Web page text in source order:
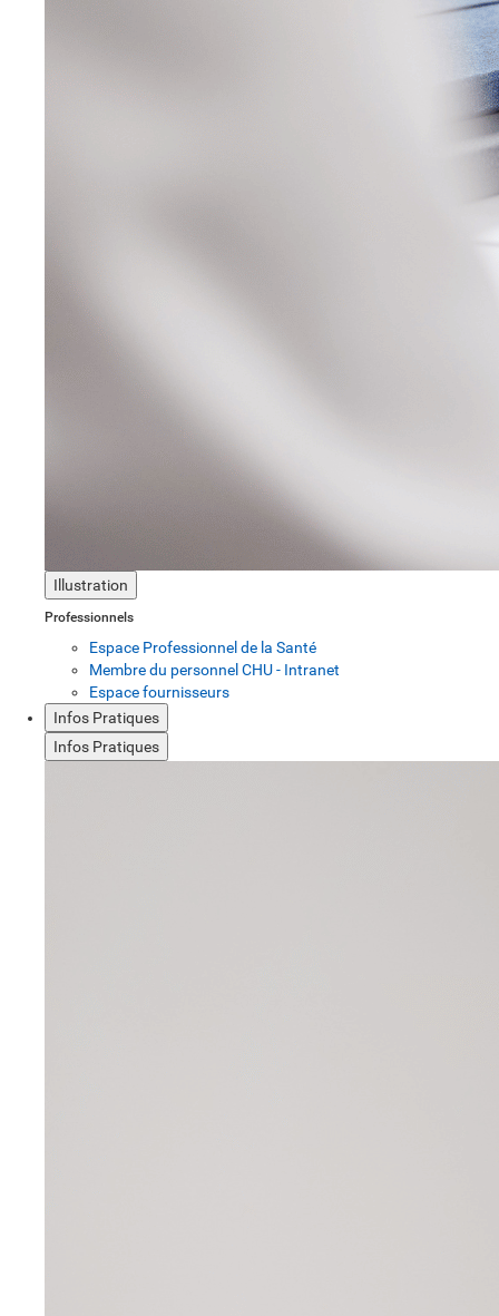
Illustration
Professionnels
Espace Professionnel de la Santé
Membre du personnel CHU - Intranet
Espace fournisseurs
Infos Pratiques
Infos Pratiques